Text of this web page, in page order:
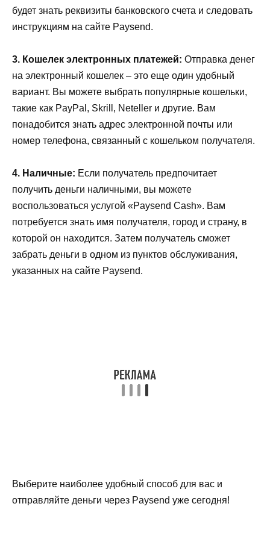
будет знать реквизиты банковского счета и следовать
инструкциям на сайте Paysend.
3. Кошелек электронных платежей: Отправка денег
на электронный кошелек – это еще один удобный
вариант. Вы можете выбрать популярные кошельки,
такие как PayPal, Skrill, Neteller и другие. Вам
понадобится знать адрес электронной почты или
номер телефона, связанный с кошельком получателя.
4. Наличные: Если получатель предпочитает
получить деньги наличными, вы можете
воспользоваться услугой «Paysend Cash». Вам
потребуется знать имя получателя, город и страну, в
которой он находится. Затем получатель сможет
забрать деньги в одном из пунктов обслуживания,
указанных на сайте Paysend.
Выберите наиболее удобный способ для вас и
отправляйте деньги через Paysend уже сегодня!